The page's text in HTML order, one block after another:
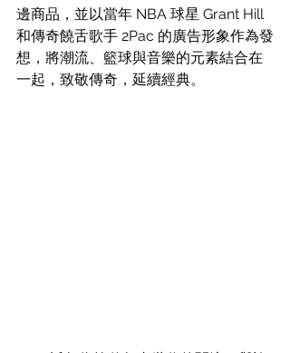
邊商品，並以當年 NBA 球星 Grant Hill
和傳奇饒舌歌手 2Pac 的廣告形象作為發
想，將潮流、籃球與音樂的元素結合在
一起，致敬傳奇，延續經典。